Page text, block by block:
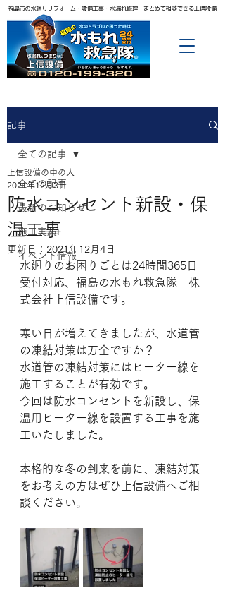
福島市の水廻りリフォーム・設備工事・水漏れ修理｜まとめて相談できる上信設備
記事
全ての記事
最新のお知らせ
施工実績
イベント情報
全ての記事
防水コンセント新設・保
温工事
上信設備の中の人
2021年12月3日
更新日： 2021年12月4日
水廻りのお困りごとは24時間365日
受付対応、福島の水もれ救急隊　株
式会社上信設備です。
寒い日が増えてきましたが、水道管
の凍結対策は万全ですか？
水道管の凍結対策にはヒーター線を
施工することが有効です。
今回は防水コンセントを新設し、保
温用ヒーター線を設置する工事を施
工いたしました。
本格的な冬の到来を前に、凍結対策
をお考えの方はぜひ上信設備へご相
談ください。